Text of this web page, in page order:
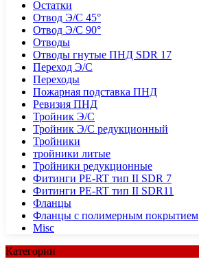
Остатки
Отвод Э/С 45°
Отвод Э/С 90°
Отводы
Отводы гнутые ПНД SDR 17
Переход Э/С
Переходы
Пожарная подставка ПНД
Ревизия ПНД
Тройник Э/С
Тройник Э/С редукционный
Тройники
тройники литые
Тройники редукционные
Фитинги PE-RT тип II SDR 7
Фитинги PE-RT тип II SDR11
Фланцы
Фланцы с полимерным покрытием
Misc
Категории